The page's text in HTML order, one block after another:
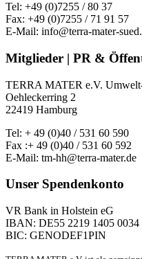
Tel: +49 (0)7255 / 80 37
Fax: +49 (0)7255 / 71 91 57
E-Mail: info@terra-mater-
Mitglieder | PR &
TERRA MATER e.V.
Oehleckerring 2
22419 Hamburg
Tel: + 49 (0)40 / 531 60 590
Fax :+ 49 (0)40 / 531 60 592
E-Mail: tm-hh@terra-mater.de
Unser Spendenkonto
VR Bank in Holstein eG
IBAN: DE55 2219 1405 0034
BIC: GENODEF1PIN